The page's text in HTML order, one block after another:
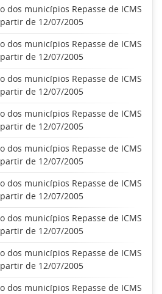
dos municípios Repasse de ICMS
de 12/07/2005
dos municípios Repasse de ICMS
de 12/07/2005
dos municípios Repasse de ICMS
de 12/07/2005
dos municípios Repasse de ICMS
de 12/07/2005
dos municípios Repasse de ICMS
de 12/07/2005
dos municípios Repasse de ICMS
de 12/07/2005
dos municípios Repasse de ICMS
de 12/07/2005
dos municípios Repasse de ICMS
de 12/07/2005
dos municípios Repasse de ICMS